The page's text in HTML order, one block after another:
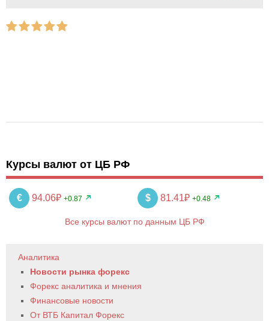
Курсы валют от ЦБ РФ
€ 94.06₽ +0.87 $ 81.41₽ +0.48
Все курсы валют по данным ЦБ РФ
Аналитика
Новости рынка форекс
Форекс аналитика и мнения
Финансовые новости
От ВТБ Капитал Форекс